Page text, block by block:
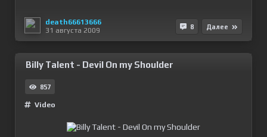
death66613666
31 августа 2009
8 Далее
Billy Talent - Devil On my Shoulder
857
Video